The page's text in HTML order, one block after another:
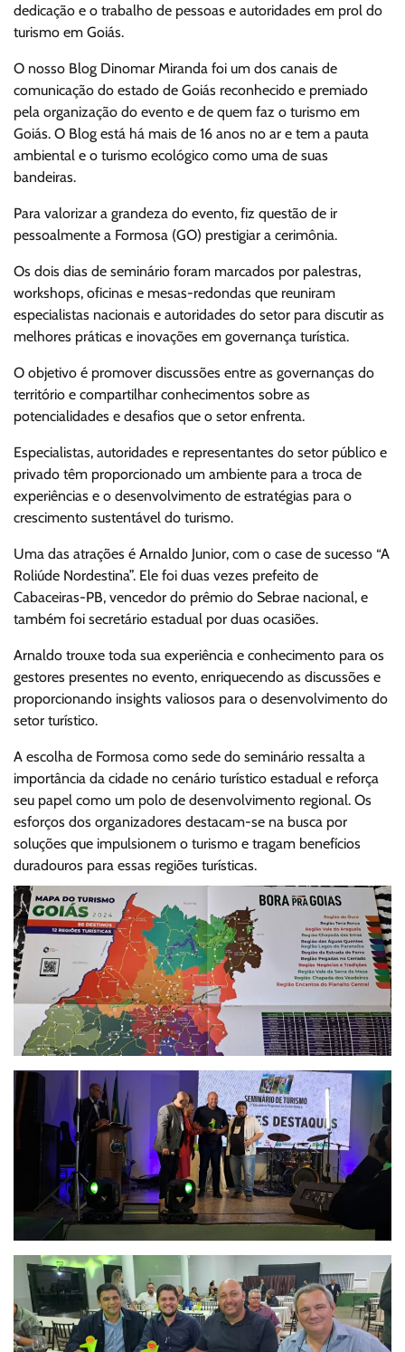
dedicação e o trabalho de pessoas e autoridades em prol do
turismo em Goiás.
O nosso Blog Dinomar Miranda foi um dos canais de
comunicação do estado de Goiás reconhecido e premiado
pela organização do evento e de quem faz o turismo em
Goiás. O Blog está há mais de 16 anos no ar e tem a pauta
ambiental e o turismo ecológico como uma de suas
bandeiras.
Para valorizar a grandeza do evento, fiz questão de ir
pessoalmente a Formosa (GO) prestigiar a cerimônia.
Os dois dias de seminário foram marcados por palestras,
workshops, oficinas e mesas-redondas que reuniram
especialistas nacionais e autoridades do setor para discutir as
melhores práticas e inovações em governança turística.
O objetivo é promover discussões entre as governanças do
território e compartilhar conhecimentos sobre as
potencialidades e desafios que o setor enfrenta.
Especialistas, autoridades e representantes do setor público e
privado têm proporcionado um ambiente para a troca de
experiências e o desenvolvimento de estratégias para o
crescimento sustentável do turismo.
Uma das atrações é Arnaldo Junior, com o case de sucesso “A
Roliúde Nordestina”. Ele foi duas vezes prefeito de
Cabaceiras-PB, vencedor do prêmio do Sebrae nacional, e
também foi secretário estadual por duas ocasiões.
Arnaldo trouxe toda sua experiência e conhecimento para os
gestores presentes no evento, enriquecendo as discussões e
proporcionando insights valiosos para o desenvolvimento do
setor turístico.
A escolha de Formosa como sede do seminário ressalta a
importância da cidade no cenário turístico estadual e reforça
seu papel como um polo de desenvolvimento regional. Os
esforços dos organizadores destacam-se na busca por
soluções que impulsionem o turismo e tragam benefícios
duradouros para essas regiões turísticas.